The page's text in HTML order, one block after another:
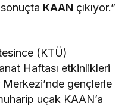
KAAN çıkıyor.”
(KTÜ)
Haftası etkinlikleri
gençlerle
uçak KAAN’a